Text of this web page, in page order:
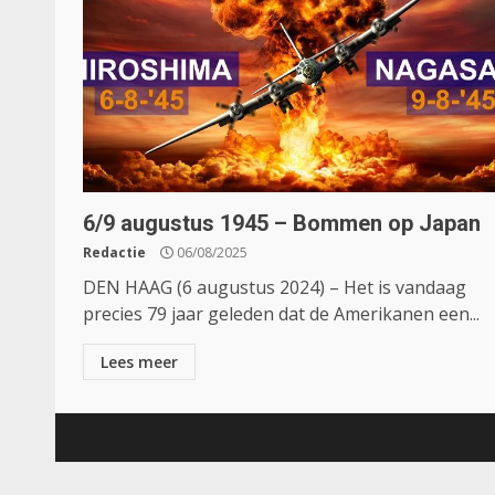
6/9 augustus 1945 – Bommen op Japan
Redactie 06/08/2025
DEN HAAG (6 augustus 2024) – Het is vandaag
precies 79 jaar geleden dat de Amerikanen een...
Lees meer